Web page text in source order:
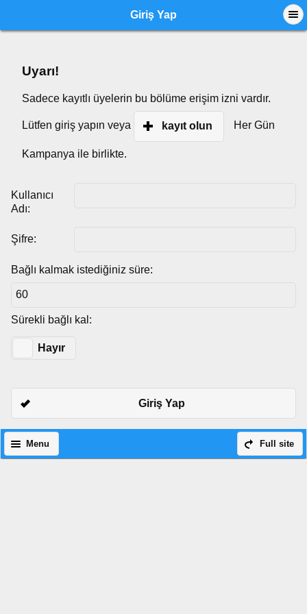
Giriş Yap
Uyarı!
Sadece kayıtlı üyelerin bu bölüme erişim izni vardır.
Lütfen giriş yapın veya kayıt olun Her Gün
Kampanya ile birlikte.
Kullanıcı
Adı:
Şifre:
Bağlı kalmak istediğiniz süre:
Sürekli bağlı kal:
Hayır
Giriş Yap
Full site
Menu